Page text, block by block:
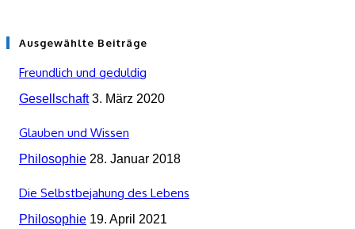
Ausgewählte Beiträge
Freundlich und geduldig
Gesellschaft 3. März 2020
Glauben und Wissen
Philosophie 28. Januar 2018
Die Selbstbejahung des Lebens
Philosophie 19. April 2021